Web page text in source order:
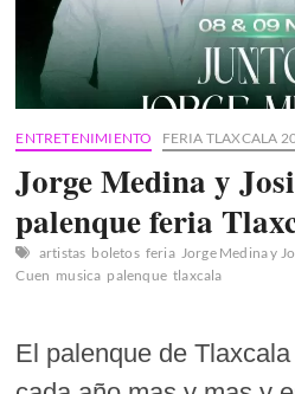
ENTRETENIMIENTO FERIA TLAXCALA
Jorge Medina y
palenque feria
artistas boletos feria Jorge Medina y
Cuen musica palenque tlaxcala
El palenque de